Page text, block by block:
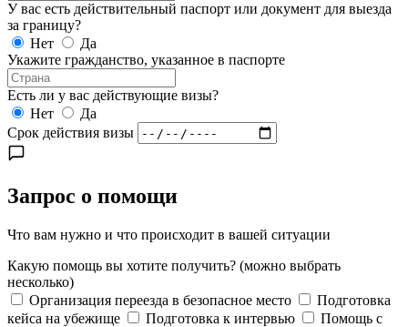
У вас есть действительный паспорт или документ для выезда
за границу?
Нет
Да
Укажите гражданство, указанное в паспорте
Есть ли у вас действующие визы?
Нет
Да
Срок действия визы
Запрос о помощи
Что вам нужно и что происходит в вашей ситуации
Какую помощь вы хотите получить? (можно выбрать
несколько)
Организация переезда в безопасное место
Подготовка
кейса на убежище
Подготовка к интервью
Помощь с